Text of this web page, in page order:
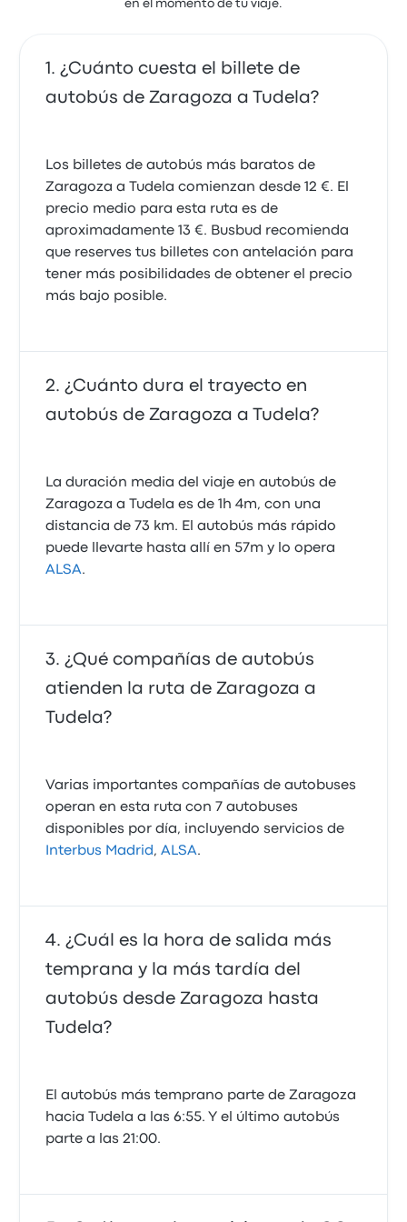
Carolina Carmen O.
Muy buena conducción, un viaje tranquilo
5.0 sobre 5 estrellas
5.0 sobre 5 estrellas
19 de septiembre de 2021
Volveré a utilizar esta compañía.
5.0 sobre 5 estrellas
Estrella J.
23 de agosto de 2021
en el momento de tu viaje.
¿Cuánto cuesta el billete de
autobús de Zaragoza a Tudela?
Los billetes de autobús más baratos de
Zaragoza a Tudela comienzan desde 12 €. El
precio medio para esta ruta es de
aproximadamente 13 €. Busbud recomienda
que reserves tus billetes con antelación para
tener más posibilidades de obtener el precio
más bajo posible.
¿Cuánto dura el trayecto en
autobús de Zaragoza a Tudela?
La duración media del viaje en autobús de
Zaragoza a Tudela es de 1h 4m, con una
distancia de 73 km. El autobús más rápido
puede llevarte hasta allí en 57m y lo opera
ALSA.
¿Qué compañías de autobús
atienden la ruta de Zaragoza a
Tudela?
Varias importantes compañías de autobuses
operan en esta ruta con 7 autobuses
disponibles por día, incluyendo servicios de
Interbus Madrid ,ALSA.
¿Cuál es la hora de salida más
temprana y la más tardía del
autobús desde Zaragoza hasta
Tudela?
El autobús más temprano parte de Zaragoza
hacia Tudela a las 6:55. Y el último autobús
parte a las 21:00.